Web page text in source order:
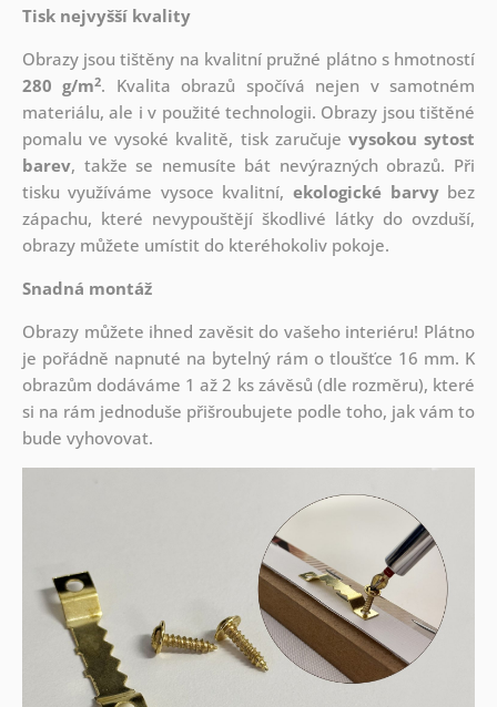
Tisk nejvyšší kvality
Obrazy jsou tištěny na kvalitní pružné plátno s hmotností
280 g/m2. Kvalita obrazů spočívá nejen v samotném
materiálu, ale i v použité technologii. Obrazy jsou tištěné
pomalu ve vysoké kvalitě, tisk zaručuje vysokou sytost
barev, takže se nemusíte bát nevýrazných obrazů. Při
tisku využíváme vysoce kvalitní,ekologické barvybez
zápachu, které nevypouštějí škodlivé látky do ovzduší,
obrazy můžete umístit do kteréhokoliv pokoje.
Snadná montáž
Obrazy můžete ihned zavěsit do vašeho interiéru! Plátno
je pořádně napnuté na bytelný rám o tloušťce 16 mm. K
obrazům dodáváme 1 až 2 ks závěsů (dle rozměru), které
si na rám jednoduše přišroubujete podle toho, jak vám to
bude vyhovovat.